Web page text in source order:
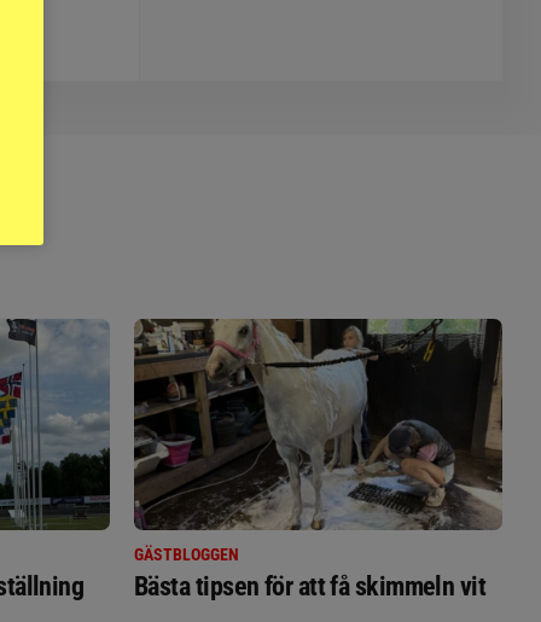
GÄSTBLOGGEN
Bästa tipsen för att få skimmeln vit